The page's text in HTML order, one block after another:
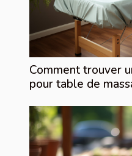
Comment trouver
pour table de